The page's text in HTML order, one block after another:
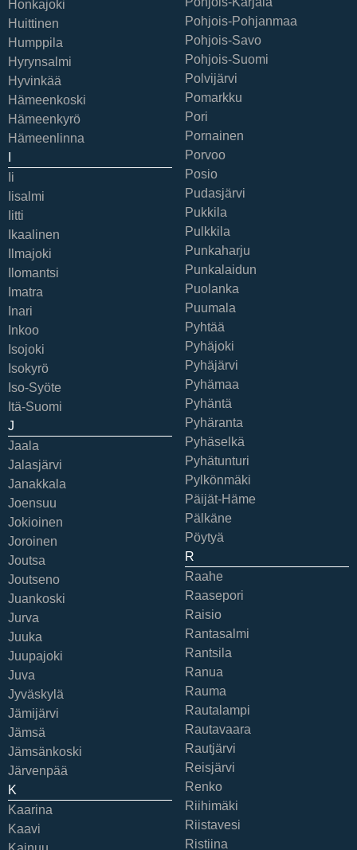
Honkajoki
Huittinen
Humppila
Hyrynsalmi
Hyvinkää
Hämeenkoski
Hämeenkyrö
Hämeenlinna
Ii
Iisalmi
Iitti
Ikaalinen
Ilmajoki
Ilomantsi
Imatra
Inari
Inkoo
Isojoki
Isokyrö
Iso-Syöte
Itä-Suomi
J
Jaala
Jalasjärvi
Janakkala
Joensuu
Jokioinen
Joroinen
Joutsa
Joutseno
Juankoski
Jurva
Juuka
Juupajoki
Juva
Jyväskylä
Jämijärvi
Jämsä
Jämsänkoski
Järvenpää
K
Kaarina
Kaavi
Pohjois-Pohjanmaa
Pohjois-Savo
Pohjois-Suomi
Polvijärvi
Pomarkku
Pori
Pornainen
Porvoo
Posio
Pudasjärvi
Pukkila
Pulkkila
Punkaharju
Punkalaidun
Puolanka
Puumala
Pyhtää
Pyhäjoki
Pyhäjärvi
Pyhämaa
Pyhäntä
Pyhäranta
Pyhäselkä
Pyhätunturi
Pylkönmäki
Päijät-Häme
Pälkäne
Pöytyä
R
Raahe
Raasepori
Raisio
Rantasalmi
Rantsila
Ranua
Rauma
Rautalampi
Rautavaara
Rautjärvi
Reisjärvi
Renko
Riihimäki
Riistavesi
Ristiina